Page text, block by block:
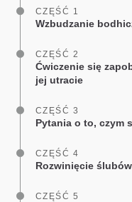
CZĘŚĆ 1
Wzbudzanie
CZĘŚĆ 2
Ćwiczenie się
jej utracie
CZĘŚĆ 3
Pytania o to, czym
CZĘŚĆ 4
Rozwinięcie
CZĘŚĆ 5